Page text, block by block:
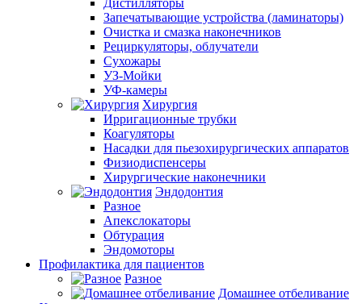
Дистилляторы
Запечатывающие устройства (ламинаторы)
Очистка и смазка наконечников
Рециркуляторы, облучатели
Сухожары
УЗ-Мойки
УФ-камеры
Хирургия
Ирригационные трубки
Коагуляторы
Насадки для пьезохирургических аппаратов
Физиодиспенсеры
Хирургические наконечники
Эндодонтия
Разное
Апекслокаторы
Обтурация
Эндомоторы
Профилактика для пациентов
Разное
Домашнее отбеливание